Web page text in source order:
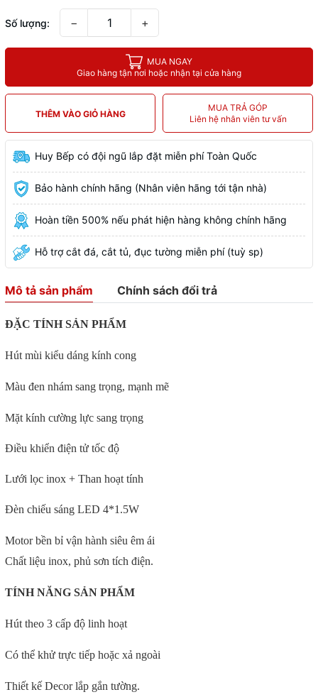
Số lượng: − +
MUA NGAY
Giao hàng tận nơi hoặc nhận tại cửa hàng
THÊM VÀO GIỎ HÀNG
MUA TRẢ GÓP
Liên hệ nhân viên tư vấn
Huy Bếp có đội ngũ lắp đặt miễn phí Toàn Quốc
Bảo hành chính hãng (Nhân viên hãng tới tận nhà)
Hoàn tiền 500% nếu phát hiện hàng không chính hãng
Hỗ trợ cắt đá, cắt tủ, đục tường miễn phí (tuỳ sp)
Mô tả sản phẩm Chính sách đổi trả
ĐẶC TÍNH SẢN PHẨM
Hút mùi kiểu dáng kính cong
Màu đen nhám sang trọng, mạnh mẽ
Mặt kính cường lực sang trọng
Điều khiển điện tử tốc độ
Lưới lọc inox + Than hoạt tính
Đèn chiếu sáng LED 4*1.5W
Motor bền bỉ vận hành siêu êm ái
Chất liệu inox, phủ sơn tích điện.
TÍNH NĂNG SẢN PHẨM
Hút theo 3 cấp độ linh hoạt
Có thể khử trực tiếp hoặc xả ngoài
Thiết kế Decor lắp gắn tường.